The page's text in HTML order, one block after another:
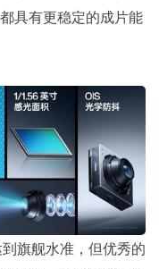
具有更稳定的成片能
旗舰水准，但优秀的